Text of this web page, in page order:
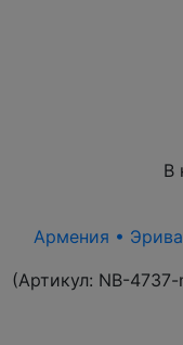
В
Армения •
(Артикул: NB-4737-